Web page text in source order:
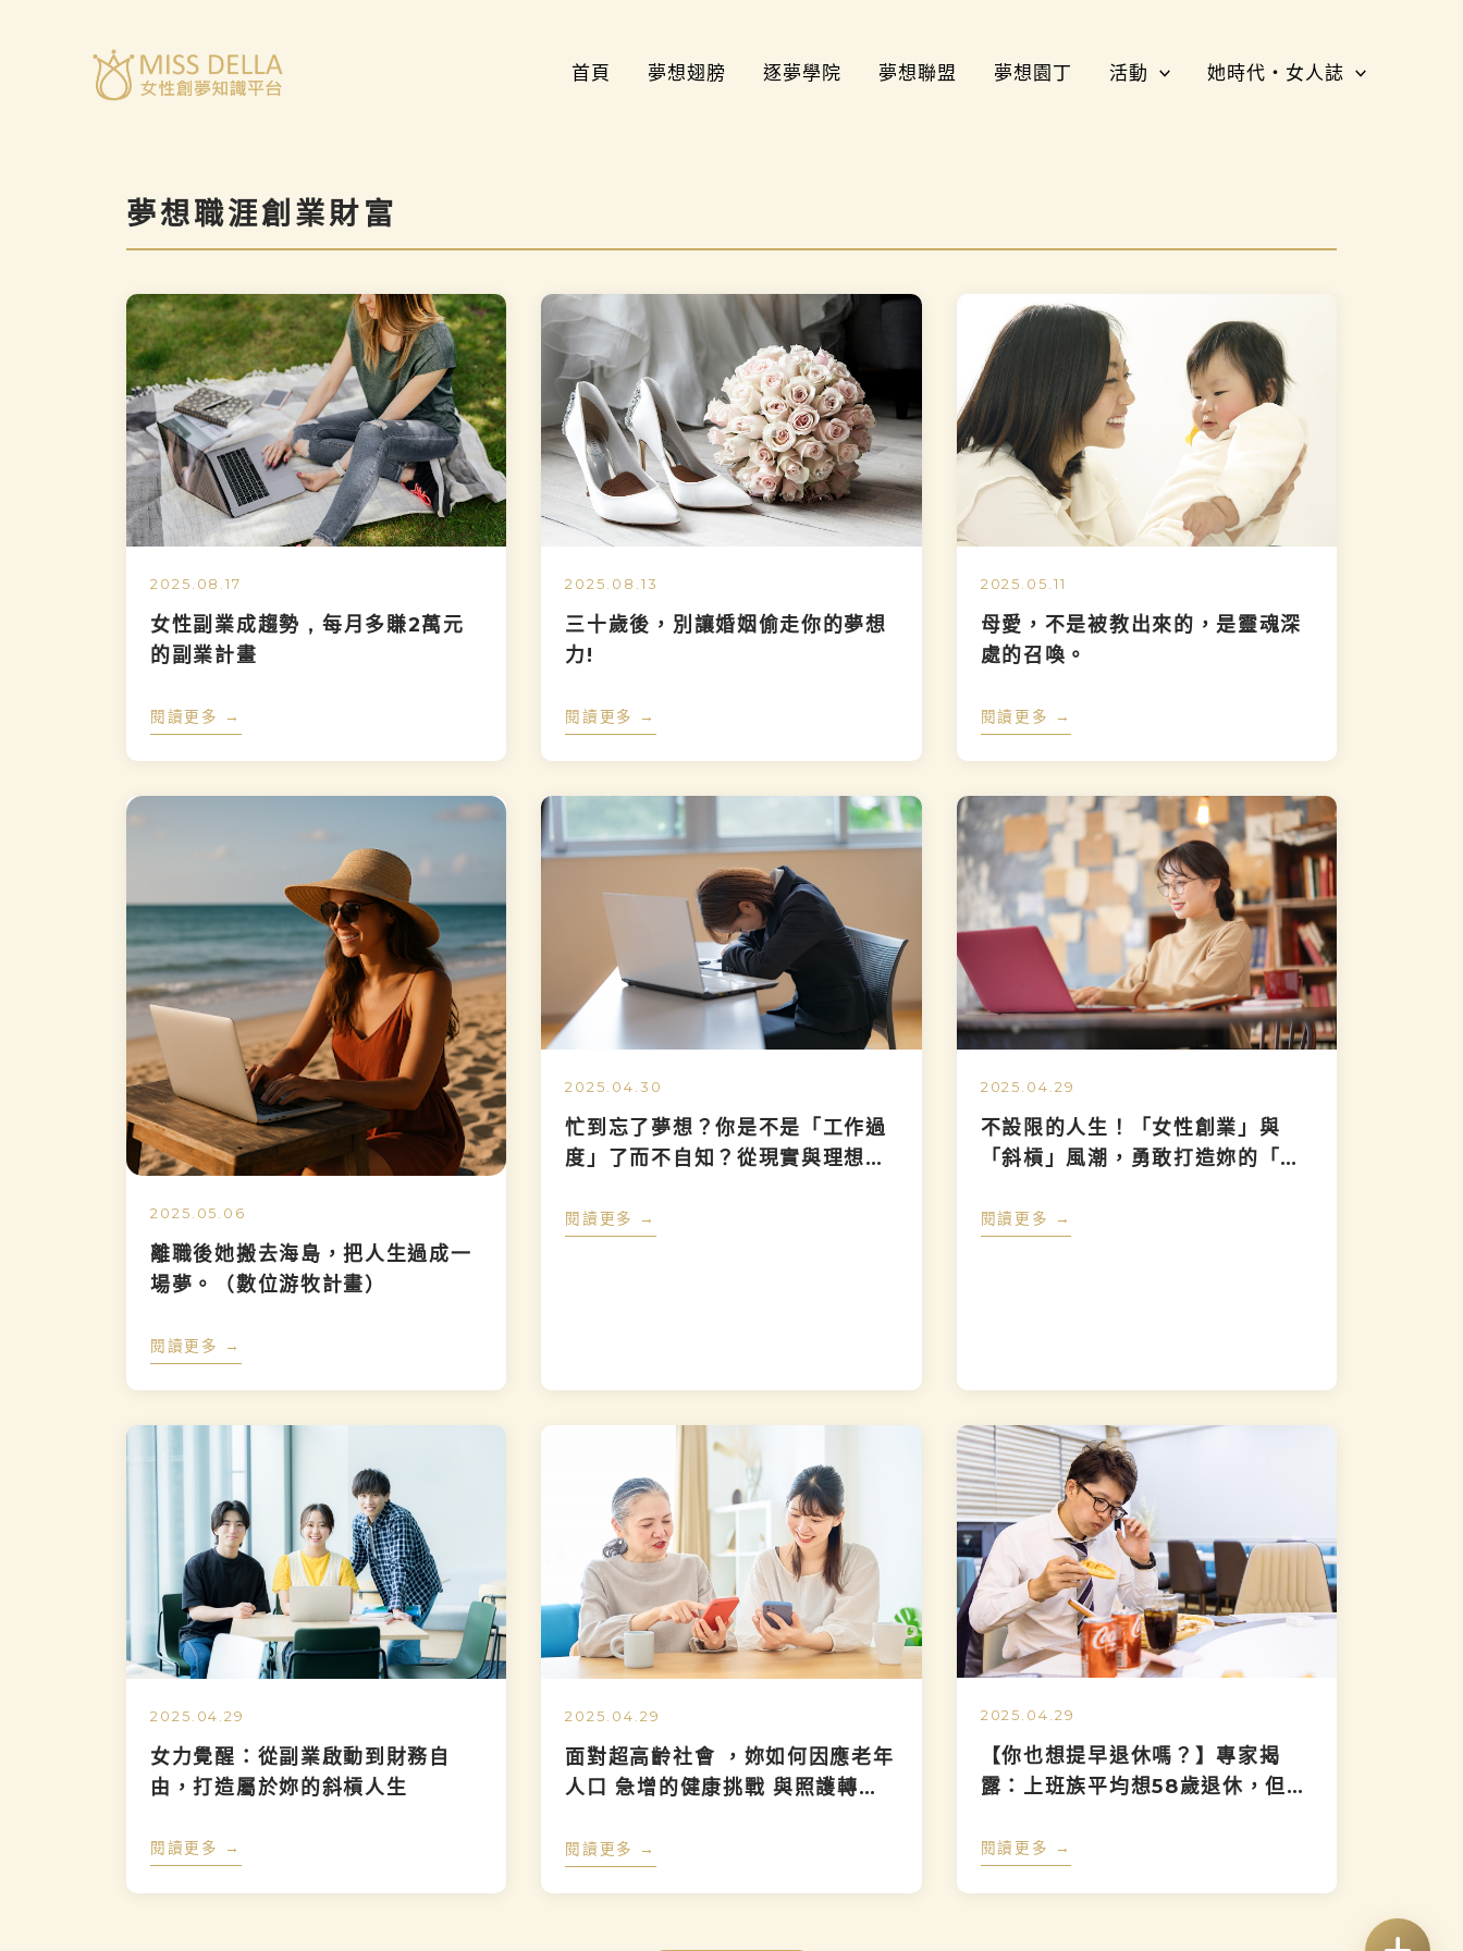
首頁 夢想翅膀 逐夢學院 夢想聯盟 夢想園丁 活動 她時代・女人誌
夢想職涯創業財富
2025.08.17
女性副業成趨勢 , 每月多賺2萬元
的副業計畫
閱讀更多 →
2025.08.13
三十歲後，別讓婚姻偷走你的夢想
力!
閱讀更多 →
2025.05.11
母愛，不是被教出來的，是靈魂深
處的召喚。
閱讀更多 →
2025.05.06
離職後她搬去海島，把人生過成一
場夢。（數位游牧計畫）
閱讀更多 →
2025.04.30
忙到忘了夢想？你是不是「工作過
度」了而不自知？從現實與理想的
閱讀更多 →
2025.04.29
不設限的人生！「女性創業」與
「斜槓」風潮，勇敢打造妳的「人
閱讀更多 →
2025.04.29
女力覺醒：從副業啟動到財務自
由，打造屬於妳的斜槓人生
閱讀更多 →
2025.04.29
面對超高齡社會 ，妳如何因應老年
人口 急增的健康挑戰 與照護轉
閱讀更多 →
2025.04.29
【你也想提早退休嗎？】專家揭
露：上班族平均想58歲退休，但你
閱讀更多 →